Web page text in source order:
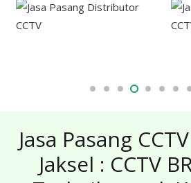
Jasa Pasang
Jaksel : CCTV